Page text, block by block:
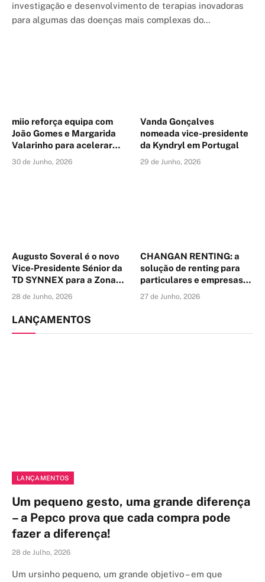
investigação e desenvolvimento de terapias inovadoras
para algumas das doenças mais complexas do…
miio reforça equipa com
João Gomes e Margarida
Valarinho para acelerar
estratégia de crescimento
30 de Junho, 2026
Vanda Gonçalves
nomeada vice-presidente
da Kyndryl em Portugal
29 de Junho, 2026
Augusto Soveral é o novo
Vice‑Presidente Sénior da
TD SYNNEX para a Zona
Ibérica
28 de Junho, 2026
CHANGAN RENTING: a
solução de renting para
particulares e empresas
que nasce da parceria
27 de Junho, 2026
LANÇAMENTOS
LANÇAMENTOS
Um pequeno gesto, uma grande diferença
– a Pepco prova que cada compra pode
fazer a diferença!
28 de Julho, 2026
Um ursinho pequeno, um grande objetivo – em que